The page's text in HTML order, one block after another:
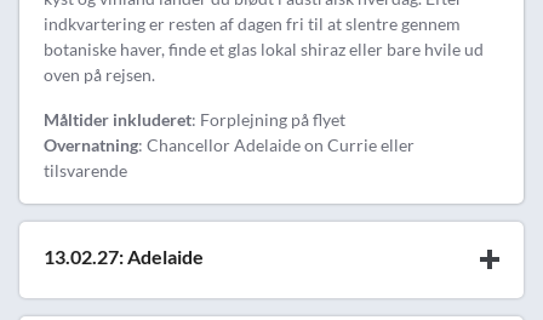
indkvartering er resten af dagen fri til at slentre gennem
botaniske haver, finde et glas lokal shiraz eller bare hvile ud
oven på rejsen.
Måltider inkluderet: Forplejning på flyet
Overnatning: Chancellor Adelaide on Currie eller
tilsvarende
13.02.27: Adelaide